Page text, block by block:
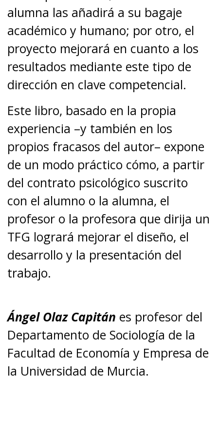
alumna las añadirá a su bagaje
académico y humano; por otro, el
proyecto mejorará en cuanto a los
resultados mediante este tipo de
dirección en clave competencial.
Este libro, basado en la propia
experiencia –y también en los
propios fracasos del autor– expone
de un modo práctico cómo, a partir
del contrato psicológico suscrito
con el alumno o la alumna, el
profesor o la profesora que dirija un
TFG logrará mejorar el diseño, el
desarrollo y la presentación del
trabajo.
Ángel Olaz Capitán es profesor del
Departamento de Sociología de la
Facultad de Economía y Empresa de
la Universidad de Murcia.